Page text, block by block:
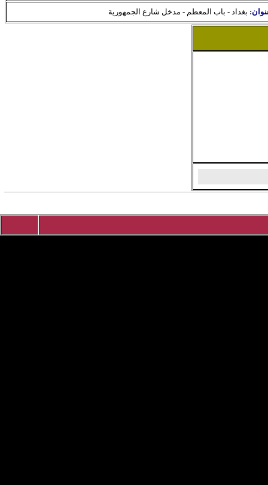
بغداد - باب المعظم - مدخل شارع الجمهورية